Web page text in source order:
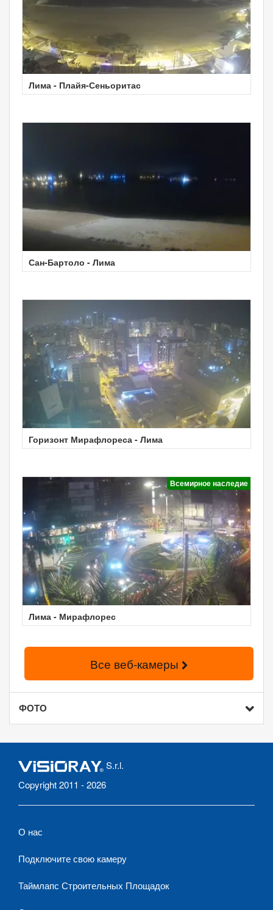
Лима - Плайя-Сеньоритас
Сан-Бартоло - Лима
Горизонт Мирафлореса - Лима
Всемирное наследие
Лима - Мирафлорес
Все веб-камеры
ФОТО
S.r.l.
Copyright 2011 - 2026
О нас
Подключите свою камеру
Таймлапс Строительных Площадок